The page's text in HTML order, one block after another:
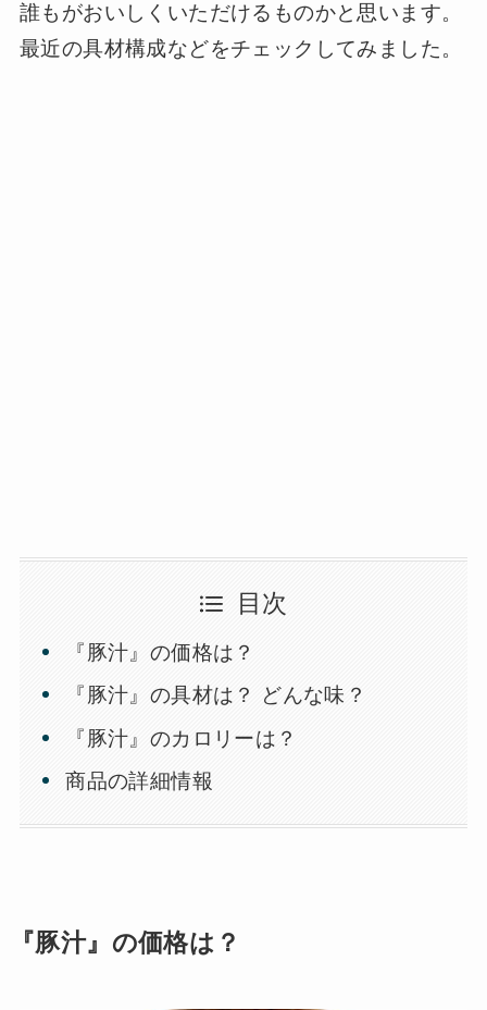
誰もがおいしくいただけるものかと思います。
最近の具材構成などをチェックしてみました。
目次
『豚汁』の価格は？
『豚汁』の具材は？ どんな味？
『豚汁』のカロリーは？
商品の詳細情報
『豚汁』の価格は？